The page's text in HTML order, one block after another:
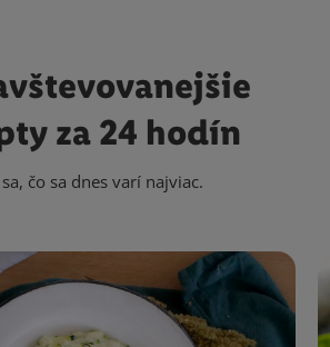
za 24 hodín
čo sa dnes varí najviac.